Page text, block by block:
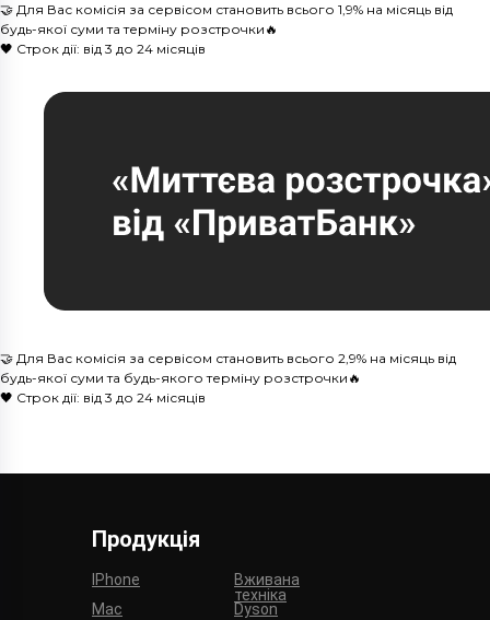
🤝 Для Вас комісія за сервісом становить всього 1,9% на місяць від
будь-якої суми та терміну розстрочки🔥
🖤 Строк дії: від 3 до 24 місяців
🤝 Для Вас комісія за сервісом становить всього 2,9% на місяць від
будь-якої суми та будь-якого терміну розстрочки🔥
🖤 Строк дії: від 3 до 24 місяців
Продукція
IPhone
Mac
Вживана
техніка
Dyson